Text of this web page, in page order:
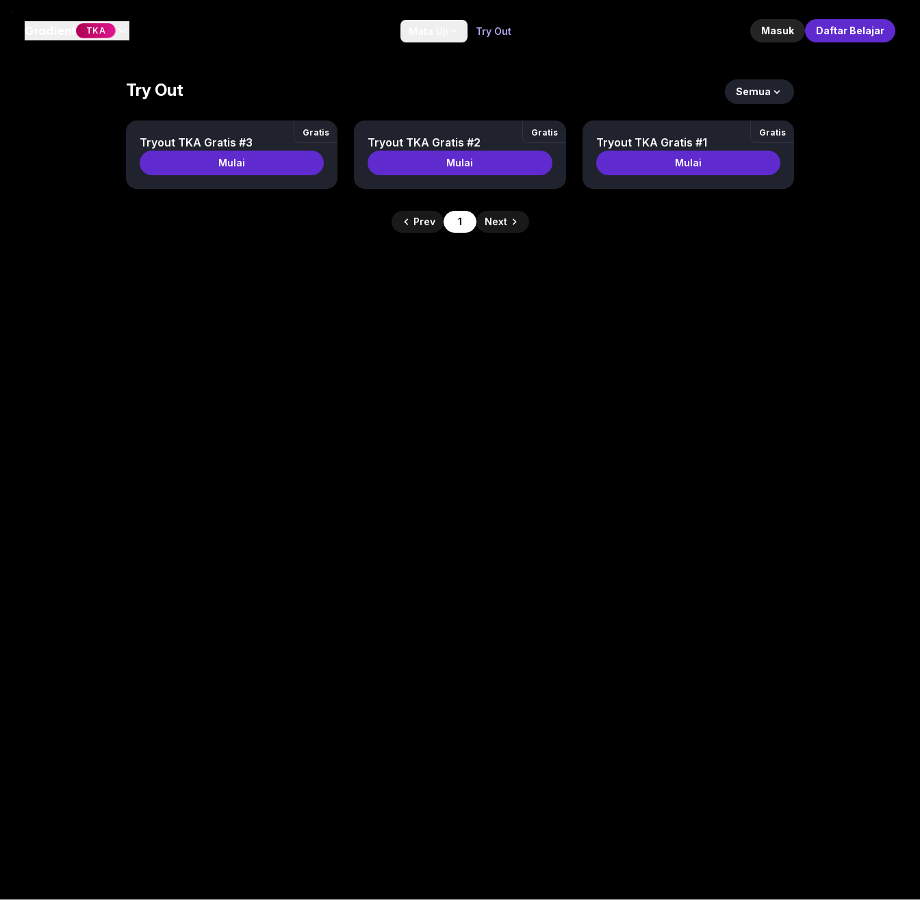
TKA Try Out Masuk Daftar Belajar
Try Out Semua
Gratis
Tryout TKA Gratis #3
Mulai
Gratis
Tryout TKA Gratis #2
Mulai
Gratis
Tryout TKA Gratis #1
Mulai
Prev 1 Next